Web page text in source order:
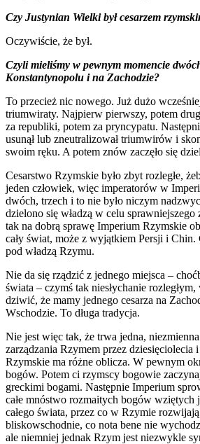
Czy Justynian Wielki był cesarzem
Oczywiście, że był.
Czyli mieliśmy w pewnym momencie
Konstantynopolu i na Zachodzie?
To przecież nic nowego. Już dużo
triumwiraty. Najpierw pierwszy, potem
za republiki, potem za pryncypatu.
usunął lub zneutralizował triumwirów i
swoim ręku. A potem znów zaczęło się
Cesarstwo Rzymskie było zbyt rozległe,
jeden człowiek, więc imperatorów w
dwóch, trzech i to nie było niczym
dzielono się władzą w celu sprawniejszego
tak na dobrą sprawę Imperium Rzymskie
cały świat, może z wyjątkiem Persji i Chin.
pod władzą Rzymu.
Nie da się rządzić z jednego miejsca –
świata – czymś tak niesłychanie
dziwić, że mamy jednego cesarza na
Wschodzie. To długa tradycja.
Nie jest więc tak, że trwa jedna,
zarządzania Rzymem przez dziesięciolecia
Rzymskie ma różne oblicza. W pewnym
bogów. Potem ci rzymscy bogowie
greckimi bogami. Następnie Imperium
całe mnóstwo rozmaitych bogów wziętych
całego świata, przez co w Rzymie
bliskowschodnie, co nota bene nie
ale niemniej jednak Rzym jest niezwykle